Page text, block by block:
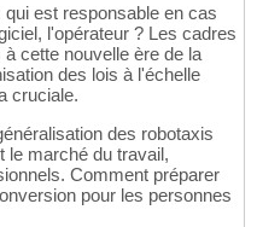
est responsable en cas
l'opérateur ? Les cadres
cette nouvelle ère de la
des lois à l'échelle
cruciale.
des robotaxis
le marché du travail,
Comment préparer
pour les personnes